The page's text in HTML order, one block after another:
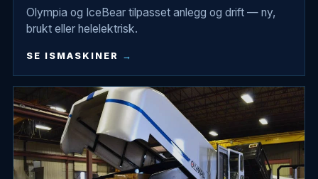
Olympia og IceBear tilpasset anlegg og drift — ny,
brukt eller helelektrisk.
SE ISMASKINER